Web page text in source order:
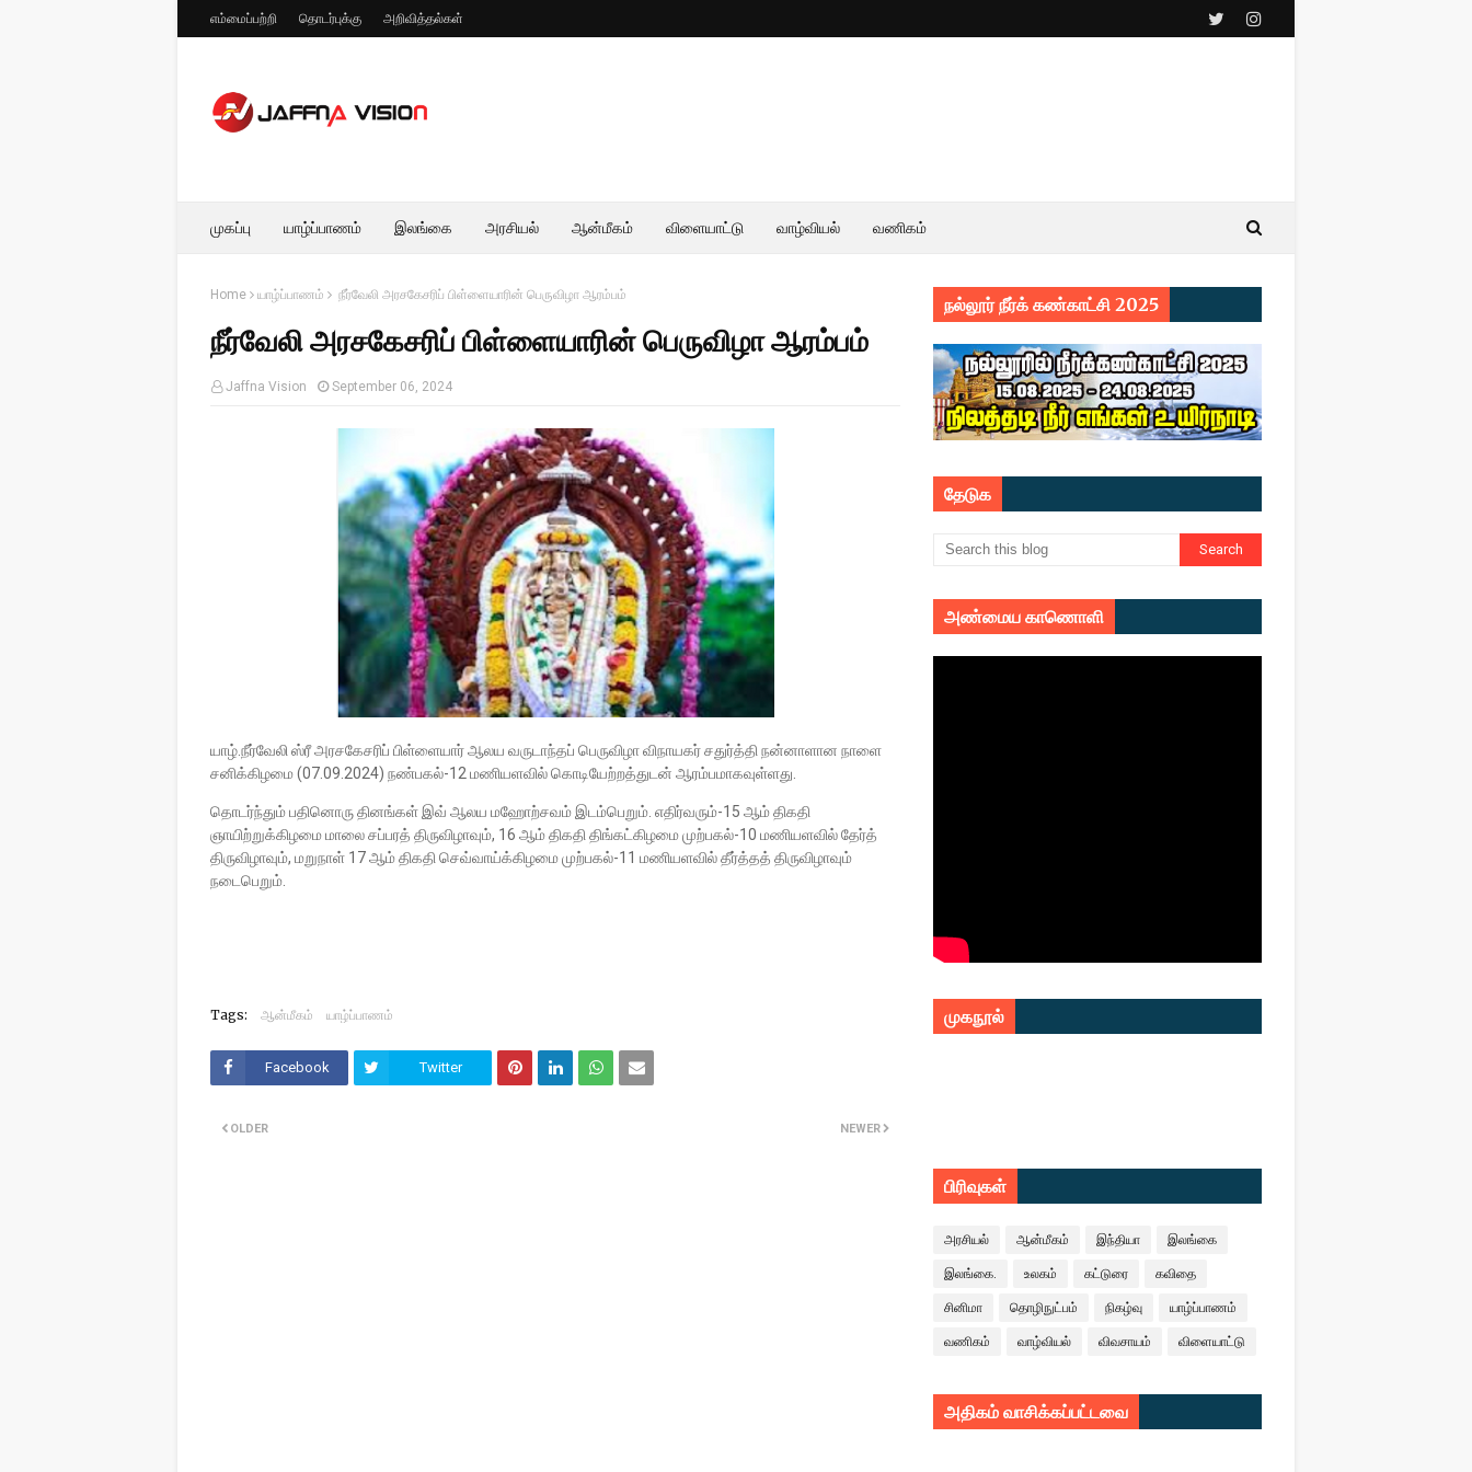
எம்மைப்பற்றி தொடர்புக்கு அறிவித்தல்கள்
முகப்பு யாழ்ப்பாணம் இலங்கை அரசியல் ஆன்மீகம் விளையாட்டு வாழ்வியல் வணிகம்
Home யாழ்ப்பாணம் நீர்வேலி அரசகேசரிப் பிள்ளையாரின் பெருவிழா ஆரம்பம்
நீர்வேலி அரசகேசரிப் பிள்ளையாரின் பெருவிழா ஆரம்பம்
Jaffna Vision September 06, 2024
யாழ்.நீர்வேலி ஸ்ரீ அரசகேசரிப் பிள்ளையார் ஆலய வருடாந்தப் பெருவிழா விநாயகர் சதுர்த்தி நன்னாளான நாளை
சனிக்கிழமை (07.09.2024) நண்பகல்-12 மணியளவில் கொடியேற்றத்துடன் ஆரம்பமாகவுள்ளது.
தொடர்ந்தும் பதினொரு தினங்கள் இவ் ஆலய மஹோற்சவம் இடம்பெறும். எதிர்வரும்-15 ஆம் திகதி
ஞாயிற்றுக்கிழமை மாலை சப்பரத் திருவிழாவும், 16 ஆம் திகதி திங்கட்கிழமை முற்பகல்-10 மணியளவில் தேர்த்
திருவிழாவும், மறுநாள் 17 ஆம் திகதி செவ்வாய்க்கிழமை முற்பகல்-11 மணியளவில் தீர்த்தத் திருவிழாவும்
நடைபெறும்.
Tags: ஆன்மீகம் யாழ்ப்பாணம்
Facebook Twitter
NEWER
OLDER
நல்லூர் நீர்க் கண்காட்சி 2025
தேடுக
அண்மைய காணொளி
முகநூல்
பிரிவுகள்
அரசியல் ஆன்மீகம் இந்தியா இலங்கை
இலங்கை. உலகம் கட்டுரை கவிதை
சினிமா தொழிநுட்பம் நிகழ்வு யாழ்ப்பாணம்
வணிகம் வாழ்வியல் விவசாயம் விளையாட்டு
அதிகம் வாசிக்கப்பட்டவை